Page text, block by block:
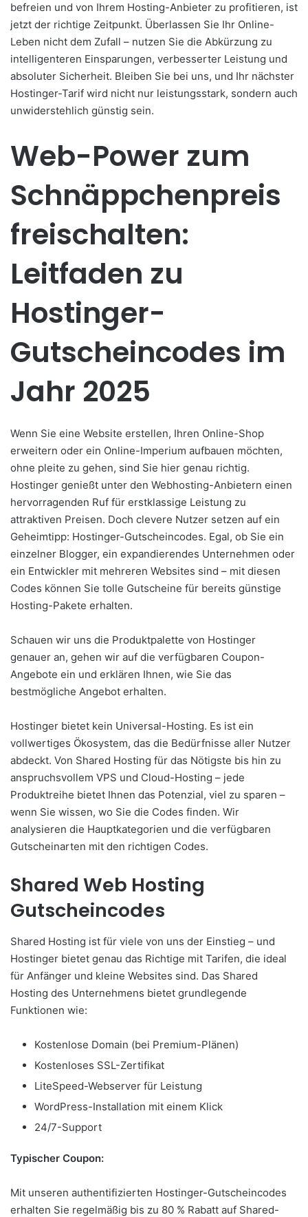
befreien und von Ihrem Hosting-Anbieter zu profitieren, ist
jetzt der richtige Zeitpunkt. Überlassen Sie Ihr Online-
Leben nicht dem Zufall – nutzen Sie die Abkürzung zu
intelligenteren Einsparungen, verbesserter Leistung und
absoluter Sicherheit. Bleiben Sie bei uns, und Ihr nächster
Hostinger-Tarif wird nicht nur leistungsstark, sondern auch
unwiderstehlich günstig sein.
Web-Power zum
Schnäppchenpreis
freischalten:
Leitfaden zu
Hostinger-
Gutscheincodes im
Jahr 2025
Wenn Sie eine Website erstellen, Ihren Online-Shop
erweitern oder ein Online-Imperium aufbauen möchten,
ohne pleite zu gehen, sind Sie hier genau richtig.
Hostinger genießt unter den Webhosting-Anbietern einen
hervorragenden Ruf für erstklassige Leistung zu
attraktiven Preisen. Doch clevere Nutzer setzen auf ein
Geheimtipp: Hostinger-Gutscheincodes. Egal, ob Sie ein
einzelner Blogger, ein expandierendes Unternehmen oder
ein Entwickler mit mehreren Websites sind – mit diesen
Codes können Sie tolle Gutscheine für bereits günstige
Hosting-Pakete erhalten.
Schauen wir uns die Produktpalette von Hostinger
genauer an, gehen wir auf die verfügbaren Coupon-
Angebote ein und erklären Ihnen, wie Sie das
bestmögliche Angebot erhalten.
Hostinger bietet kein Universal-Hosting. Es ist ein
vollwertiges Ökosystem, das die Bedürfnisse aller Nutzer
abdeckt. Von Shared Hosting für das Nötigste bis hin zu
anspruchsvollem VPS und Cloud-Hosting – jede
Produktreihe bietet Ihnen das Potenzial, viel zu sparen –
wenn Sie wissen, wo Sie die Codes finden. Wir
analysieren die Hauptkategorien und die verfügbaren
Gutscheinarten mit den richtigen Codes.
Shared Web Hosting
Gutscheincodes
Shared Hosting ist für viele von uns der Einstieg – und
Hostinger bietet genau das Richtige mit Tarifen, die ideal
für Anfänger und kleine Websites sind. Das Shared
Hosting des Unternehmens bietet grundlegende
Funktionen wie:
Kostenlose Domain (bei Premium-Plänen)
Kostenloses SSL-Zertifikat
LiteSpeed-Webserver für Leistung
WordPress-Installation mit einem Klick
24/7-Support
Typischer Coupon:
Mit unseren authentifizierten Hostinger-Gutscheincodes
erhalten Sie regelmäßig bis zu 80 % Rabatt auf Shared-